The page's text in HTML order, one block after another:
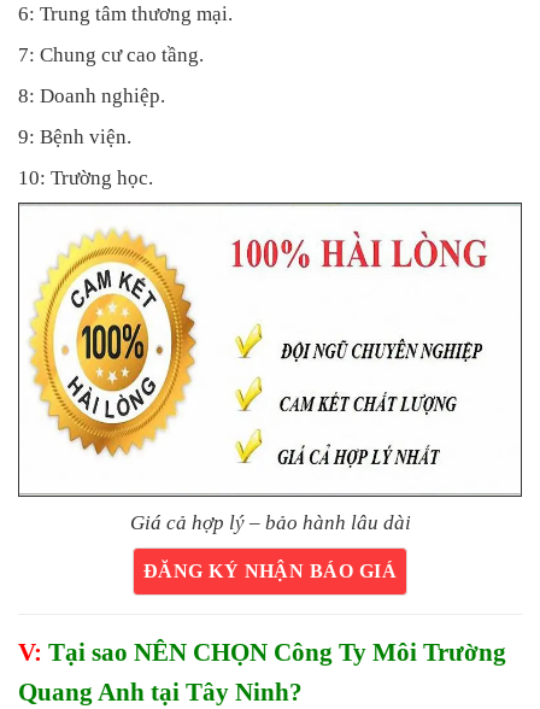
6: Trung tâm thương mại.
7: Chung cư cao tầng.
8: Doanh nghiệp.
9: Bệnh viện.
10: Trường học.
Giá cả hợp lý – bảo hành lâu dài
ĐĂNG KÝ NHẬN BÁO GIÁ
V: Tại sao NÊN CHỌN Công Ty Môi Trường
Quang Anh tại Tây Ninh?